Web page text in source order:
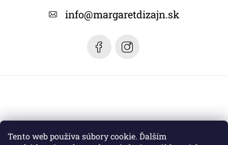
Tento web používa súbory cookie. Ďalším
info@margaretdizajn.sk